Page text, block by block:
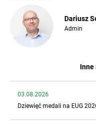
Dariusz
Admin
Inne
03.08.2026
Dziewięć medali na EUG